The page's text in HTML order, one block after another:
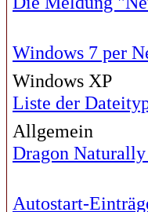
Windows 7 per
Windows XP
Liste der
Allgemein
Dragon
Autostart-